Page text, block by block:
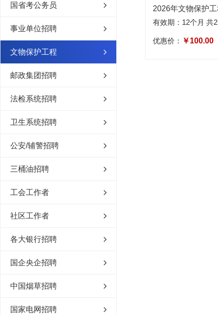
国省考公务员
事业单位招聘
文物保护工程
邮政集团招聘
法检系统招聘
卫生系统招聘
公安/辅警招聘
三桶油招聘
工会工作者
社区工作者
各大银行招聘
国企央企招聘
中国烟草招聘
国家电网招聘
有效期：12个月 共
优惠价： ￥100.00